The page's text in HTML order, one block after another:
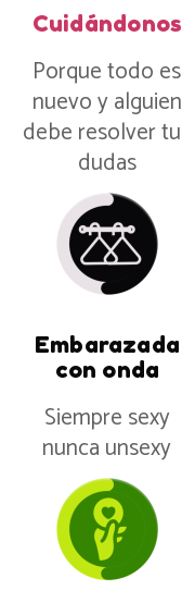
Cuidándonos
Porque todo es
nuevo y alguien
debe resolver
dudas
Embarazada
con onda
Siempre sexy
nunca unsexy